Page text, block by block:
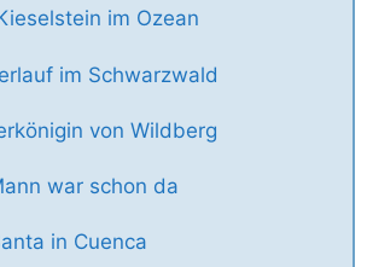
im Ozean
im Schwarzwald
von Wildberg
war schon da
in Cuenca